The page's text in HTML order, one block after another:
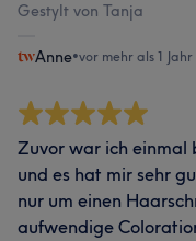
Gestylt von Tanja
Anne•vor mehr als 1 Jahr
Zuvor war ich einmal
und es hat mir sehr
nur um einen
aufwendige